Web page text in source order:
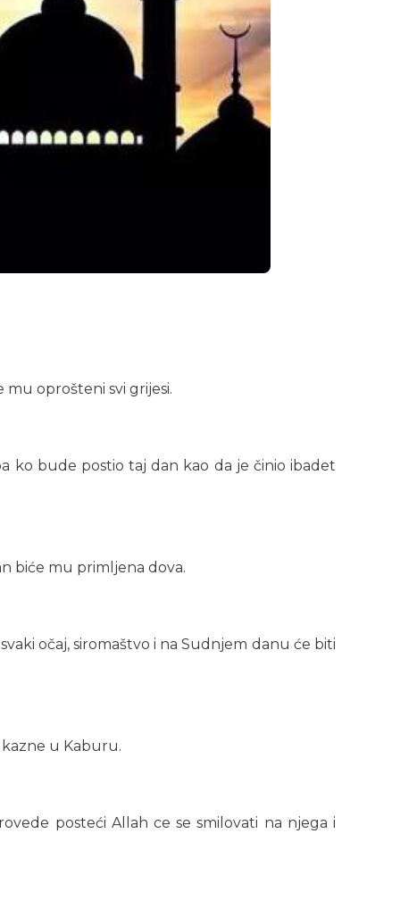
oprošteni svi grijesi.
ko bude postio taj dan kao da je činio ibadet
biće mu primljena dova.
očaj, siromaštvo i na Sudnjem danu će biti
kazne u Kaburu.
posteći Allah ce se smilovati na njega i